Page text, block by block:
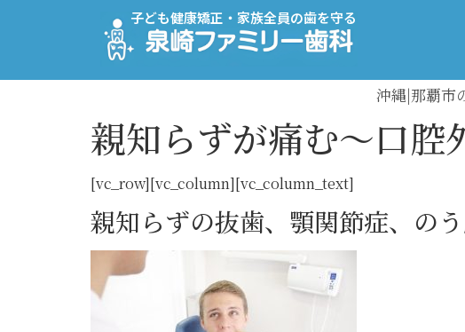
子ども健康矯正・家族全員の歯を守る
沖縄|那覇市
親知らずが痛む～口腔
[vc_row][vc_column][vc_column_text]
親知らずの抜歯、顎関節症、の